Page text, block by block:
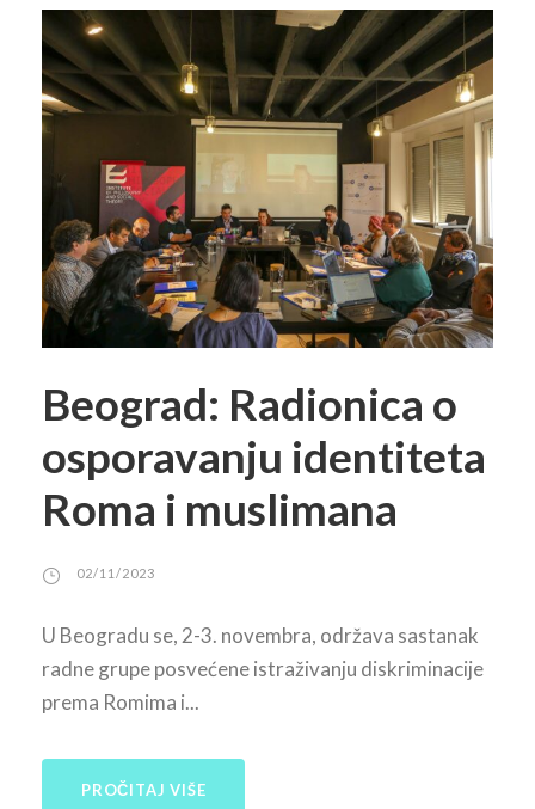
Beograd: Radionica o
osporavanju identiteta
Roma i muslimana
02/11/2023
U Beogradu se, 2-3. novembra, održava sastanak
radne grupe posvećene istraživanju diskriminacije
prema Romima i...
PROČITAJ VIŠE